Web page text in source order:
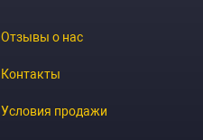
Отзывы о нас
Контакты
Условия продажи